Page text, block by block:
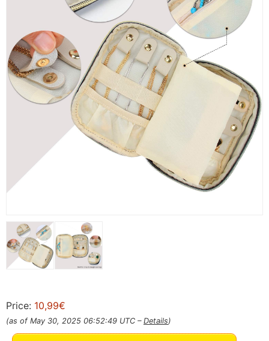
Price: 10,99€
(as of May 30, 2025 06:52:49 UTC – Details)